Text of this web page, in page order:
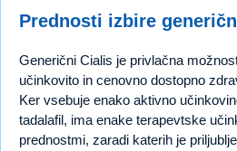
Prednosti izbire
Generični Cialis je privlačna
učinkovito in cenovno dostopno
Ker vsebuje enako aktivno
tadalafil, ima enake terapevtske
prednostmi, zaradi katerih je